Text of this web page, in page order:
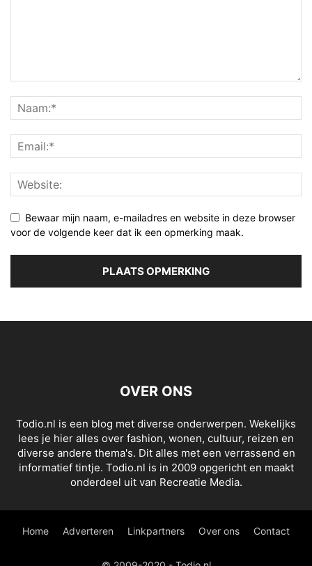
Bewaar mijn naam, e-mailadres en website in deze browser
voor de volgende keer dat ik een opmerking maak.
OVER ONS
Todio.nl is een blog met diverse onderwerpen. Wekelijks
lees je hier alles over fashion, wonen, cultuur, reizen en
diverse andere thema's. Dit alles met een verrassend en
informatief tintje. Todio.nl is in 2009 opgericht en maakt
onderdeel uit van Recreatie Media.
Home Adverteren Linkpartners Over ons Contact